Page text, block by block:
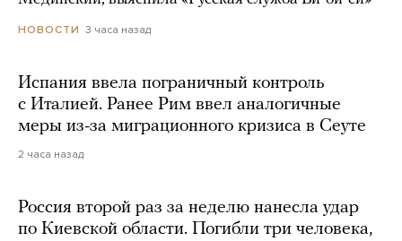
НОВОСТИ 3 часа назад
Испания ввела пограничный контроль
с Италией. Ранее Рим ввел аналогичные
меры из-за миграционного кризиса в Сеуте
2 часа назад
Россия второй раз за неделю нанесла удар
по Киевской области. Погибли три человека,